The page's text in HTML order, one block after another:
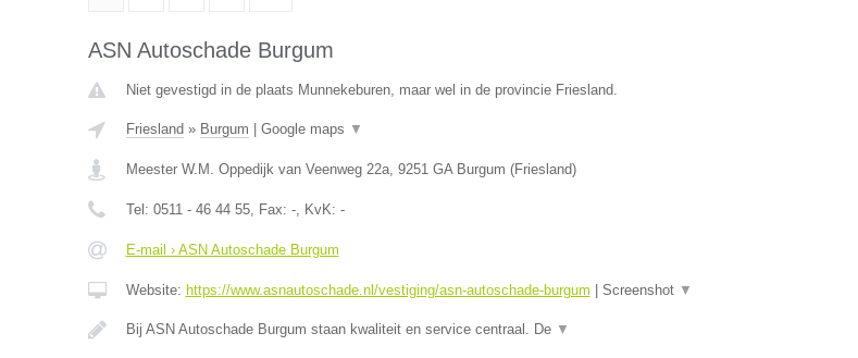
ASN Autoschade Burgum
Niet gevestigd in de plaats Munnekeburen, maar wel in de provincie Friesland.
Friesland » Burgum Google maps ▼
Meester W.M. Oppedijk van Veenweg 22a, 9251 GA Burgum (Friesland)
Tel: 0511 - 46 44 55, Fax: -, KvK: -
E-mail › ASN Autoschade Burgum
Website: https://www.asnautoschade.nl/vestiging/asn-autoschade-burgum Screenshot ▼
Bij ASN Autoschade Burgum staan kwaliteit en service centraal. De ▼